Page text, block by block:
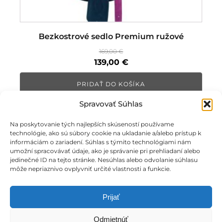
Spravovať Súhlas
Na poskytovanie tých najlepších skúseností používame
technológie, ako sú súbory cookie na ukladanie a/alebo prístup k
informáciám o zariadení. Súhlas s týmito technológiami nám
umožní spracovávať údaje, ako je správanie pri prehliadaní alebo
jedinečné ID na tejto stránke. Nesúhlas alebo odvolanie súhlasu
môže nepriaznivo ovplyvniť určité vlastnosti a funkcie.
Prijať
Odmietnúť
Bezkostrové sedlo Premium ružové
169,00€
Pôvodná
cena
bola:
169,00 €.
139,00 €Aktuálna
cena
je:
139,00 €.
PRIDAŤ DO KOŠÍKA